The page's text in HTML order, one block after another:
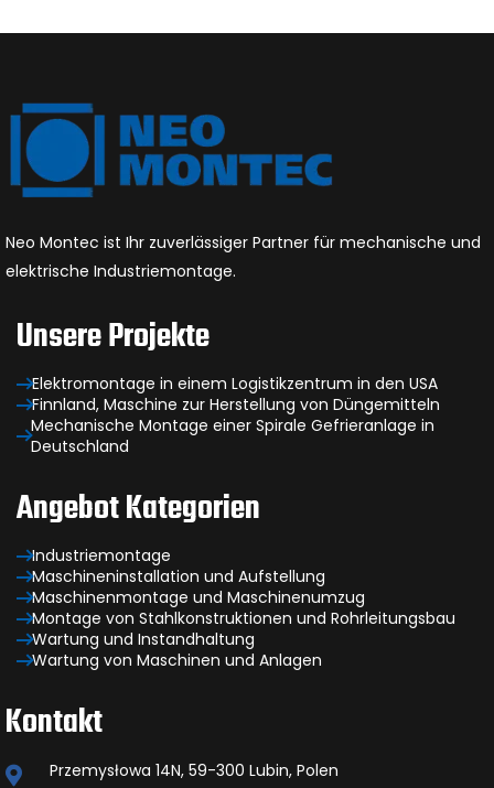
Neo Montec ist Ihr zuverlässiger Partner für mechanische und
elektrische Industriemontage.
Unsere Projekte
Elektromontage in einem Logistikzentrum in den USA
Finnland, Maschine zur Herstellung von Düngemitteln
Mechanische Montage einer Spirale Gefrieranlage in
Deutschland
Angebot Kategorien
Industriemontage
Maschineninstallation und Aufstellung
Maschinenmontage und Maschinenumzug
Montage von Stahlkonstruktionen und Rohrleitungsbau
Wartung und Instandhaltung
Wartung von Maschinen und Anlagen
Kontakt
Przemysłowa 14N, 59-300 Lubin, Polen